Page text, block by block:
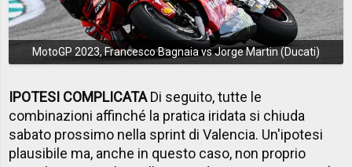
MotoGP 2023, Francesco Bagnaia vs Jorge Martin (Ducati)
IPOTESI COMPLICATADi seguito, tutte le
combinazioni affinché la pratica iridata si chiuda
sabato prossimo nella sprint di Valencia. Un'ipotesi
plausibile ma, anche in questo caso, non proprio